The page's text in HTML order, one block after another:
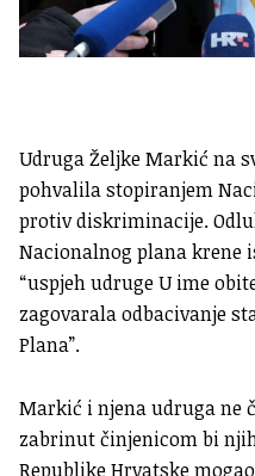
Udruga Željke Markić na
pohvalila stopiranjem
protiv diskriminacije.
Nacionalnog plana krene
“uspjeh udruge U ime
zagovarala odbacivanje
Plana”.
Markić i njena udruga ne
zabrinut činjenicom bi
Republike Hrvatske